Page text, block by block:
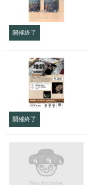
開催終了
開催終了